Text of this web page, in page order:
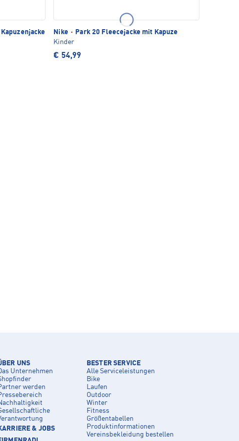
Nike ·
Park 20 Fleecejacke mit Kapuze
Kinder
€ 54,99
UNS
Unternehmen
werden
& JOBS
BESTER SERVICE
Alle Serviceleistungen
Bike
Laufen
Outdoor
Winter
Fitness
Größentabellen
Produktinformationen
Vereinsbekleidung bestellen